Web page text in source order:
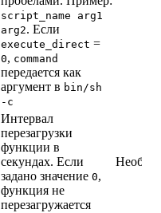
script_name arg1
arg2. Если
execute_direct =
0, command
передается как
аргумент в bin/sh
-c
Интервал
перезагрузки
функции в
секундах. Если
задано значение 0,
функция не
перезагружается